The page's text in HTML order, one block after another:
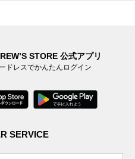
STORE 公式アプリ
ドレスでかんたんログイン
SERVICE